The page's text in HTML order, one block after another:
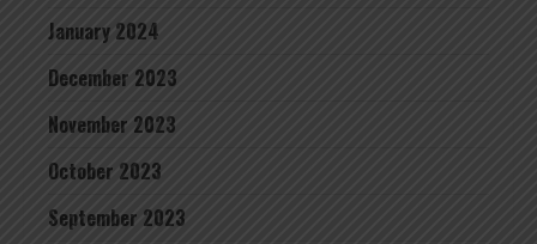
January 2024
December 2023
November 2023
October 2023
September 2023